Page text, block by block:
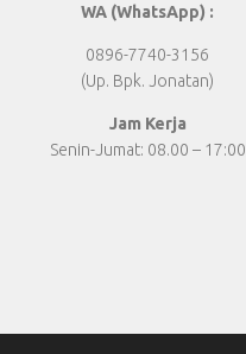
WA (WhatsApp) :
0896-7740-3156
(Up. Bpk. Jonatan)
Jam Kerja
Senin-Jumat: 08.00 – 17:00